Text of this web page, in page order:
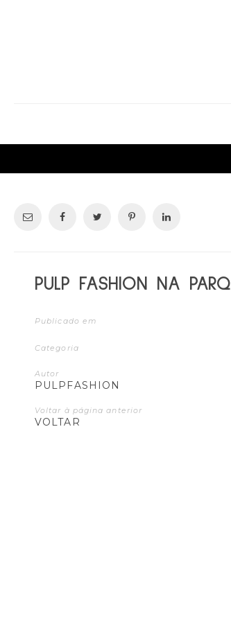
PULP FASHION NA PARQ
Publicado em
Categoria
Autor
PULPFASHION
Voltar à página anterior
VOLTAR